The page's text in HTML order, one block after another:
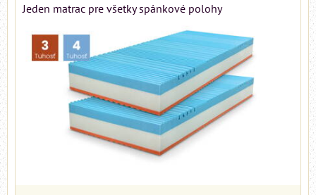
Jeden matrac pre všetky spánkové polohy